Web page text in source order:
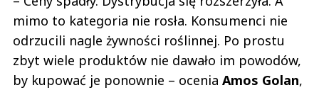
mimo to kategoria nie rosła. Konsumenci nie
odrzucili nagle żywności roślinnej. Po prostu
zbyt wiele produktów nie dawało im powodów,
by kupować je ponownie – ocenia Amos Golan,